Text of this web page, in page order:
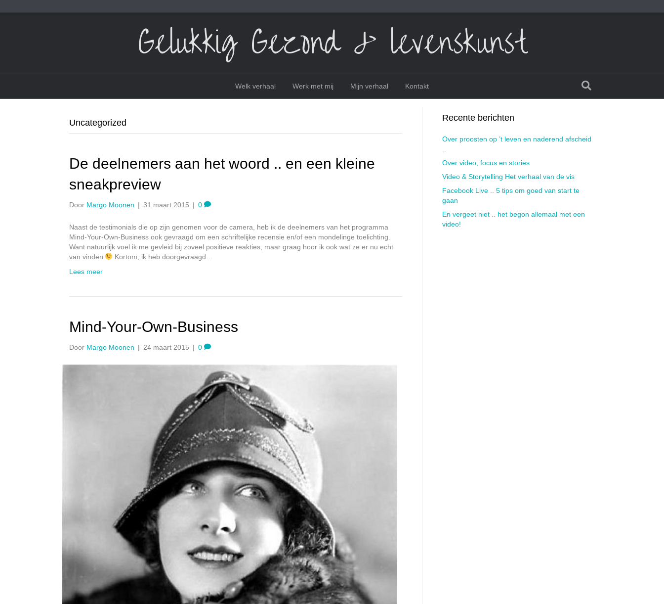
Gelukkig Gezond & levenskunst
Welk verhaal Werk met mij Mijn verhaal Kontakt
Uncategorized
De deelnemers aan het woord .. en een kleine
sneakpreview
Door Margo Moonen | 31 maart 2015 | 0
Naast de testimonials die op zijn genomen voor de camera, heb ik de deelnemers van het programma
Mind-Your-Own-Business ook gevraagd om een schriftelijke recensie en/of een mondelinge toelichting.
Want natuurlijk voel ik me gevleid bij zoveel positieve reakties, maar graag hoor ik ook wat ze er nu echt
van vinden
Kortom, ik heb doorgevraagd…
Lees meer
Mind-Your-Own-Business
Door Margo Moonen | 24 maart 2015 | 0
Recente berichten
Over proosten op ’t leven en naderend afscheid
Over video, focus en stories
Video & Storytelling Het verhaal van de vis
Facebook Live .. 5 tips om goed van start te
gaan
En vergeet niet .. het begon allemaal met een
video!